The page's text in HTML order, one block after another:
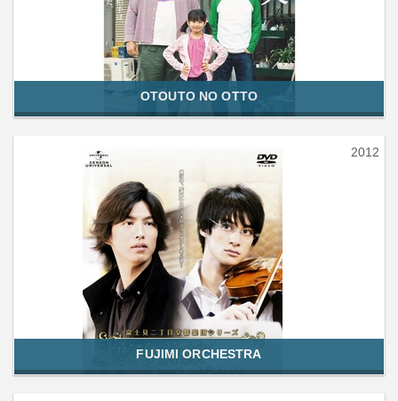
OTOUTO NO OTTO
2012
FUJIMI ORCHESTRA